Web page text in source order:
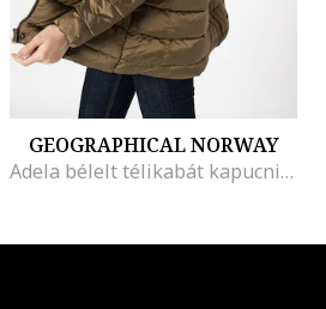
GEOGRAPHICAL NORWAY
Adela bélelt télikabát kapucnival, Spárgazöld